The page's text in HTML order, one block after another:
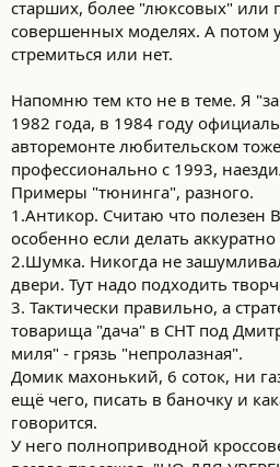
старших, более "люксовых" или
совершенных моделях. А потом
стремиться или нет.
Напомню тем кто не в теме. Я
1982 года, в 1984 году
авторемонте любительском
профессионально с 1993,
Примеры "тюнинга", разного.
1.Антикор. Считаю что полезен
особенно если делать
2.Шумка. Никогда не
двери. Тут надо подходить
3. Тактически правильно, а
товарища "дача" в СНТ под
миля" - грязь "непролазная".
Домик махонький, 6 соток, ни
ещё чего, писать в баночку и
говорится.
У него полноприводной